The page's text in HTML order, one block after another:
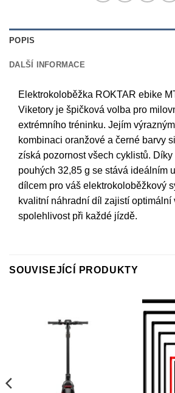
POPIS
DALŠÍ INFORMACE
Elektrokoloběžka ROKTAR ebike
Viketory je špičková volba pro
extrémního tréninku. Jejím
kombinaci oranžové a černé barvy
získá pozornost všech cyklistů.
pouhých 32,85 g se stává ideálním
dílcem pro váš elektrokoloběžkový
kvalitní náhradní díl zajistí optimální
spolehlivost při každé jízdě.
SOUVISEJÍCÍ PRODUKTY